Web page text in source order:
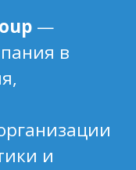
—
в
и